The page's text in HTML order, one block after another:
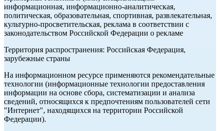
информационная, информационно-аналитическая,
политическая, образовательная, спортивная, развлекательная,
культурно-просветительская, реклама в соответствии с
законодательством Российской Федерации о рекламе
Территория распространения: Российская Федерация,
зарубежные страны
На информационном ресурсе применяются рекомендательные
технологии (информационные технологии предоставления
информации на основе сбора, систематизации и анализа
сведений, относящихся к предпочтениям пользователей сети
"Интернет", находящихся на территории Российской
Федерации).